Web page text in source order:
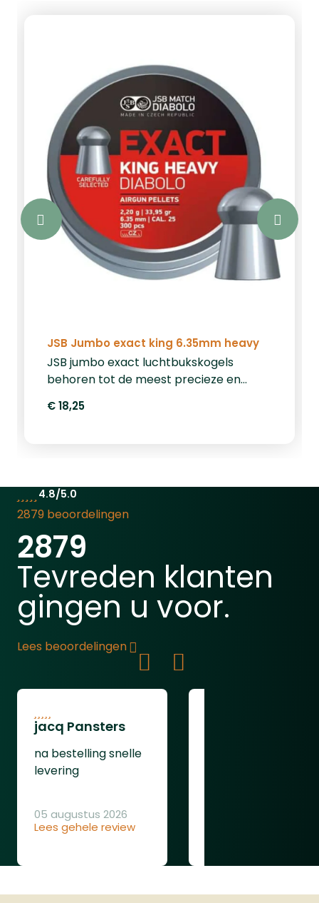
JSB Jumbo exact king 6.35mm heavy
JSB jumbo exact luchtbukskogels
behoren tot de meest precieze en
markt. Deze 6.35mm luchtbuks
€ 18,25
4.8/5.0
2879 beoordelingen
2879
Tevreden klanten
gingen u voor.
Lees beoordelingen
jacq Pansters
na bestelling snelle
levering
Lees gehele review
05 augustus 2026